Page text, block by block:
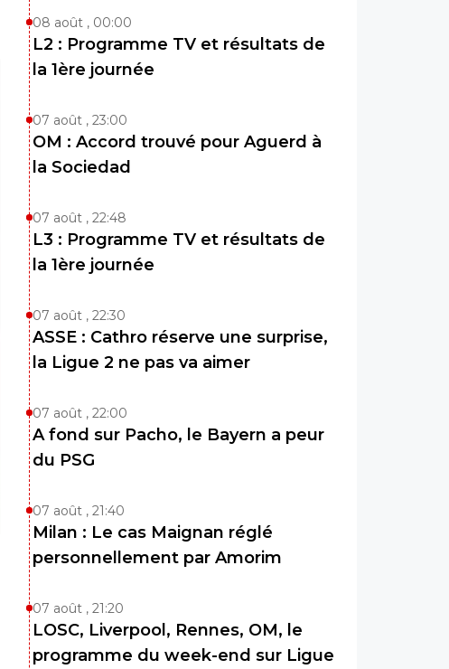
08 août , 00:00
L2 : Programme TV et résultats de
la 1ère journée
07 août , 23:00
OM : Accord trouvé pour Aguerd à
la Sociedad
07 août , 22:48
L3 : Programme TV et résultats de
la 1ère journée
07 août , 22:30
ASSE : Cathro réserve une surprise,
la Ligue 2 ne pas va aimer
07 août , 22:00
A fond sur Pacho, le Bayern a peur
du PSG
07 août , 21:40
Milan : Le cas Maignan réglé
personnellement par Amorim
07 août , 21:20
LOSC, Liverpool, Rennes, OM, le
programme du week-end sur Ligue